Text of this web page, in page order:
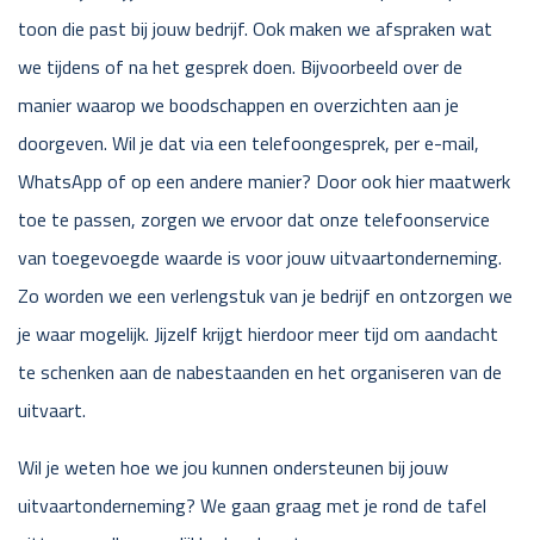
toon die past bij jouw bedrijf. Ook maken we afspraken wat
we tijdens of na het gesprek doen. Bijvoorbeeld over de
manier waarop we boodschappen en overzichten aan je
doorgeven. Wil je dat via een telefoongesprek, per e-mail,
WhatsApp of op een andere manier? Door ook hier maatwerk
toe te passen, zorgen we ervoor dat onze telefoonservice
van toegevoegde waarde is voor jouw uitvaartonderneming.
Zo worden we een verlengstuk van je bedrijf en ontzorgen we
je waar mogelijk. Jijzelf krijgt hierdoor meer tijd om aandacht
te schenken aan de nabestaanden en het organiseren van de
uitvaart.
Wil je weten hoe we jou kunnen ondersteunen bij jouw
uitvaartonderneming? We gaan graag met je rond de tafel